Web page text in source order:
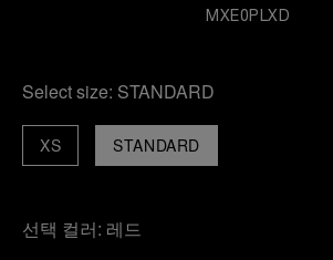
MXE0PLXD
Select size: STANDARD
STANDARD
XS
선택 컬러: 레드